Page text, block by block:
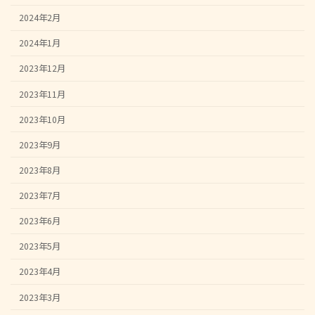
2024年2月
2024年1月
2023年12月
2023年11月
2023年10月
2023年9月
2023年8月
2023年7月
2023年6月
2023年5月
2023年4月
2023年3月